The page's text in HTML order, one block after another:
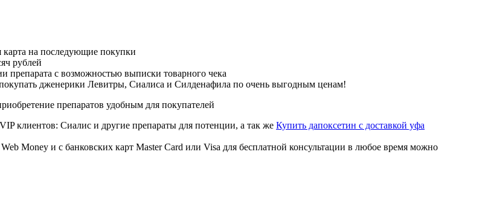
карта на последующие покупки
рублей
с возможностью выписки товарного чека
дженерики Левитры, Сиалиса и Силденафила по очень выгодным ценам!
препаратов удобным для покупателей
клиентов: Сиалис и другие препараты для потенции, а так же Купить дапоксетин с доставкой уфа
Money и с банковских карт Master Card или Visa для бесплатной консультации в любое время можно